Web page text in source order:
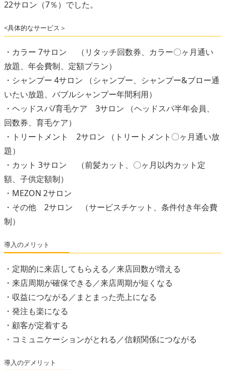
22サロン（7％）でした。
<具体的なサービス＞
・カラー 7サロン （リタッチ回数券、カラー〇ヶ月通い
放題、年会費制、定額プラン）
・シャンプー 4サロン （シャンプー、シャンプー&ブロー通
いたい放題、バブルシャンプー年間利用）
・ヘッドスパ/育毛ケア 3サロン （ヘッドスパ半年会員、
回数券、育毛ケア）
・トリートメント 2サロン （トリートメント〇ヶ月通い放
題）
・カット 3サロン （前髪カット、〇ヶ月以内カット定
額、子供定額制）
・MEZON 2サロン
・その他 2サロン （サービスチケット、条件付き年会費
制）
導入のメリット
・定期的に来店してもらえる／来店回数が増える
・来店周期が確保できる／来店周期が短くなる
・収益につながる／まとまった売上になる
・発注も楽になる
・顧客が定着する
・コミュニケーションがとれる／信頼関係につながる
導入のデメリット